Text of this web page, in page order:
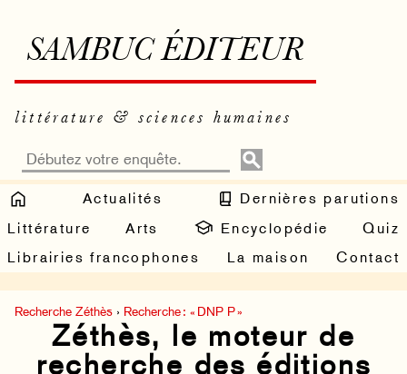
SAMBUC ÉDITEUR
littérature & sciences humaines
Actualités
Dernières parutions
Littérature
Arts Encyclopédie
Quiz
Librairies francophones
La maison Contact
Recherche Zéthès › Recherche : « DNP P »
Zéthès, le moteur de
recherche des éditions